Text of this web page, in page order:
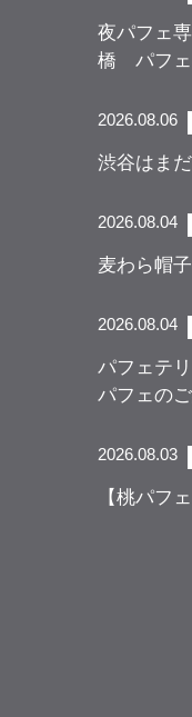
夜パフェ
橋 パフェ
2026.08.06
渋谷はま
2026.08.04
麦わら帽
2026.08.04
パフェテ
パフェの
2026.08.03
【桃パフェ